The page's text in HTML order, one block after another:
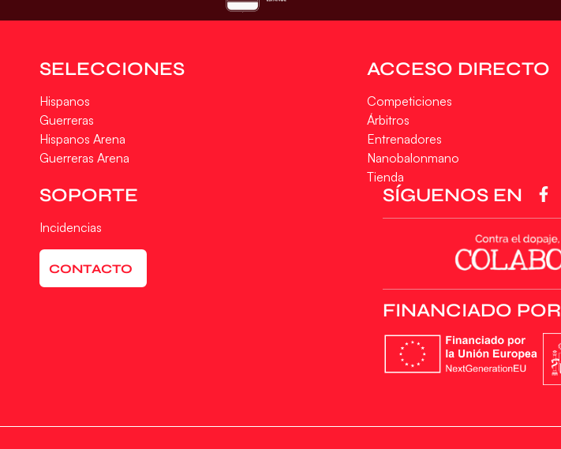
SELECCIONES
Hispanos
Guerreras
Hispanos Arena
Guerreras Arena
ACCESO DIRECTO
Competiciones
Árbitros
Entrenadores
Nanobalonmano
Tienda
SOPORTE
Incidencias
CONTACTO
SÍGUENOS EN
FINANCIADO POR